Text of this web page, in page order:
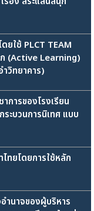
ยใช้ PLCT TEAM
ก (Active Learning)
ำวิทยาคาร)
การของโรงเรียน
ระบวนการนิเทศ แบบ
ทยโดยการใช้หลัก
ำนาจของผู้บริหาร